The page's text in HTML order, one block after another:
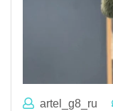
artel_g8_ru